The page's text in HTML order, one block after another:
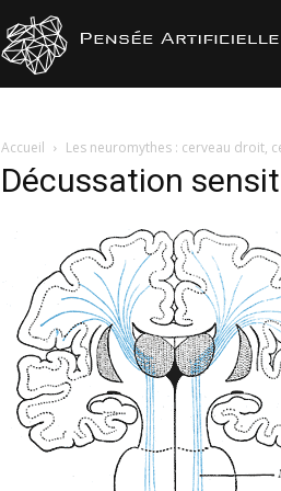
Accueil Les neuromythes : cerveau droit,
Décussation